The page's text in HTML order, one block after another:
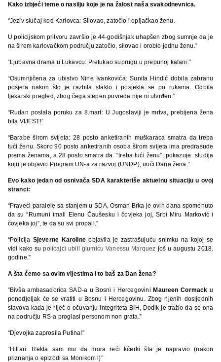
Kako izbjeći teme o nasilju koje je na žalost naša svakodnevnica.
“Jeziv slučaj kod Karlovca: Silovao, zatočio i opljačkao ženu.
U policijskom pritvoru završio je 44-godišnjak uhapšen zbog sumnje da je
na širem karlovačkom području zatočio, silovao i orobio jednu ženu.”
“Ljubavna drama u Lukavcu: Pretukao suprugu u prepunoj kafani.”
“Osumnjičena za ubistvo Nine Ivankovića: Sunita Hindić dobila zabranu
posjeta nakon što je razbila staklo i posjekla se po rukama. Odbila
ljekarski pregled, zbog čega stepen povreda nije ni utvrđen.”
“Rudan poslala poruku za 8.mart: U Jugoslaviji je mrtva, prebijena žena
bila VIJEST!”
“Barabe širom svijeta: 28 posto anketiranih muškaraca smatra da treba
tući ženu. Skoro 90 posto anketiranih osoba širom svijeta ima predrasude
prema ženama, a 28 posto smatra da “treba tući ženu”, pokazuje studija
koju je objavio Program UN-a za razvoj (UNDP), uoči Dana žena.”
Evo kako jedan od osnivača SDA karakteriše aktuelnu situaciju u ovoj
stranci:
“Praveći paralele sa stanjem u SDA, Osman Brka je ovih dana spomenuto
da su “Rumuni imali Elenu Čaušesku i čovjeka joj, Srbi Miru Marković i
čovjeka joj”, te da su svi propali.”
“Policija Sjeverne Karolineobjavila je zastrašujuću snimku na kojoj se
vidi kako supolicajci ubili glumicu Vanessu Marquez još u augustu 2018.
godine.”
A šta ćemo sa ovim vijestima i to baš za Dan žena?
“Bivša ambasadorica SAD-a u Bosni i HercegoviniMaureen Cormack u
ponedjeljak će se vratiti u Bosnu i Hercegovinu. Zbog njenih dosljednih
stavova kada je riječ o očuvanju integriteta BIH, Dodik je tražio da se ona
na području RS-a proglasi personom non grata.”
“Djevojka zaprosila Putina!”
“Hillari: Rekla sam mu da mora reći kćerki šta je napravio (nakon
priznanja o epizodi sa Monikom l)”